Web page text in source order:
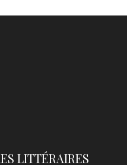
LITTÉRAIRES